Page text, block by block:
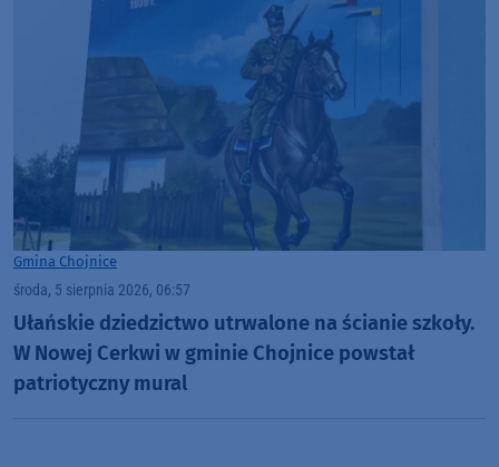
Gmina Chojnice
środa, 5 sierpnia 2026, 06:57
Ułańskie dziedzictwo utrwalone na ścianie szkoły.
W Nowej Cerkwi w gminie Chojnice powstał
patriotyczny mural